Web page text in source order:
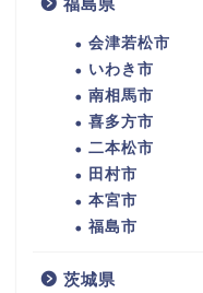
会津若松市
いわき市
南相馬市
喜多方市
二本松市
田村市
本宮市
福島市
茨城県